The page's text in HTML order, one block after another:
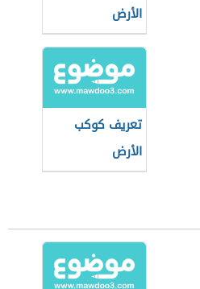
الأرض
تعريف كوكب
الأرض